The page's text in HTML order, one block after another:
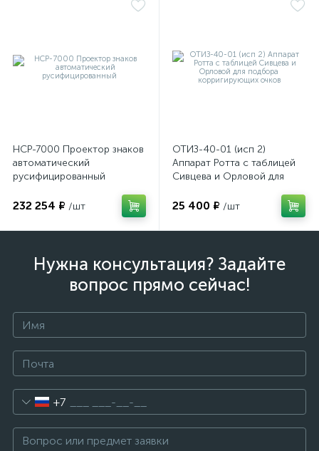
НСР-7000 Проектор знаков
автоматический
русифицированный
232 254 ₽ /шт
ОТИЗ-40-01 (исп 2)
Аппарат Ротта с таблицей
Сивцева и Орловой для
очков
25 400 ₽ /шт
Нужна консультация? Задайте
вопрос прямо сейчас!
+7